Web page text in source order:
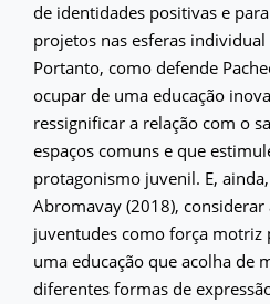
de identidades positivas e
projetos nas esferas
Portanto, como defende
ocupar de uma educação
ressignificar a relação com o
espaços comuns e que
protagonismo juvenil. E,
Abromavay (2018), considerar
juventudes como força motriz
uma educação que acolha de
diferentes formas de